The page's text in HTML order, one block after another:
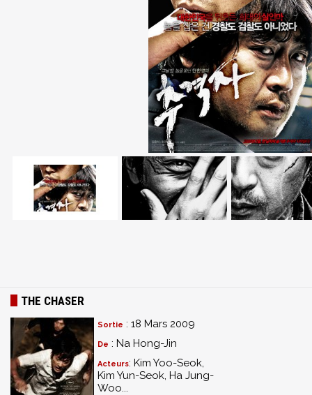
THE CHASER
Sortie : 18 Mars 2009
De : Na Hong-Jin
Acteurs: Kim Yoo-Seok,
Kim Yun-Seok, Ha Jung-
Woo...